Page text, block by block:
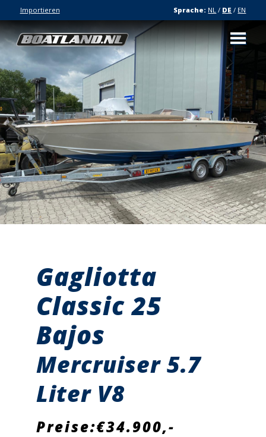
Importieren Sprache: NL / DE / EN
Gagliotta
Classic 25
Bajos
Mercruiser 5.7
Liter V8
Preise:€34.900,-